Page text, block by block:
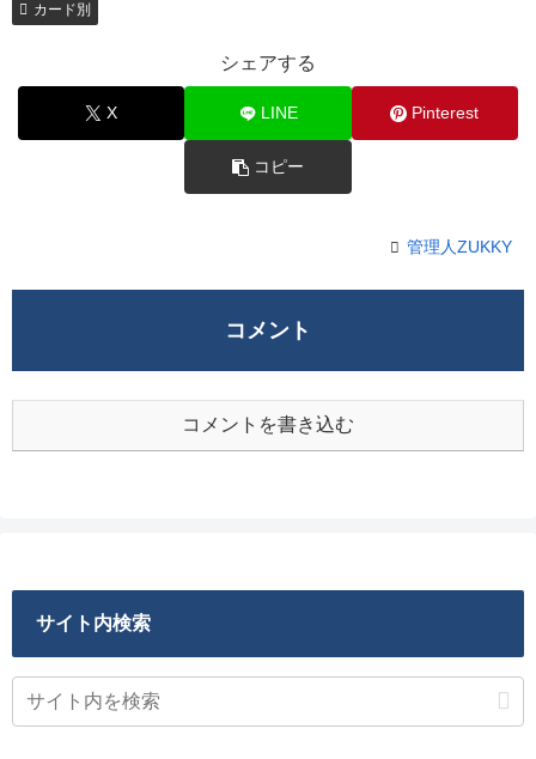
カード別
シェアする
X LINE Pinterest
コピー
管理人ZUKKY
コメント
コメントを書き込む
サイト内検索